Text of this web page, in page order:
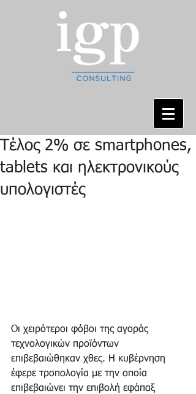
Τέλος 2% σε smartphones,
tablets και ηλεκτρονικούς
υπολογιστές
Oι χειρότεροι φόβοι της αγοράς
τεχνολογικών προϊόντων
επιβεβαιώθηκαν χθες. Η κυβέρνηση
έφερε τροπολογία με την οποία
επιβεβαιώνει την επιβολή εφάπαξ